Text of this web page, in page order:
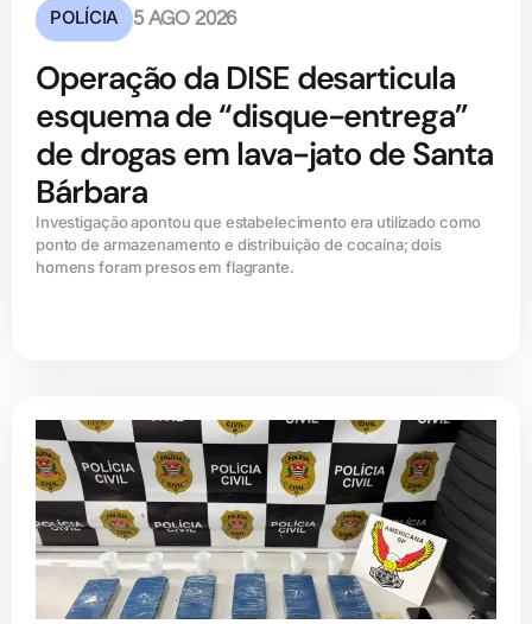
POLÍCIA 5 AGO 2026
Operação da DISE desarticula
esquema de “disque-entrega”
de drogas em lava-jato de Santa
Bárbara
Investigação apontou que estabelecimento era utilizado como
ponto de armazenamento e distribuição de cocaína; dois
homens foram presos em flagrante.